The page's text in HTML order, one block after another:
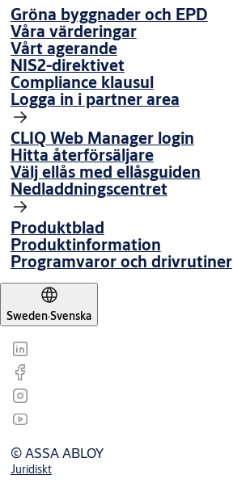
Gröna byggnader och EPD
Våra värderingar
Vårt agerande
NIS2-direktivet
Compliance klausul
Logga in i partner area
CLIQ Web Manager login
Hitta återförsäljare
Välj ellås med ellåsguiden
Nedladdningscentret
Produktblad
Produktinformation
Programvaror och drivrutiner
Sweden·Svenska
© ASSA ABLOY
Juridiskt